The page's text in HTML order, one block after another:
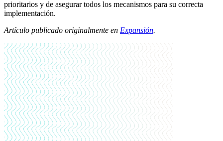
prioritarios y de asegurar todos los mecanismos para su correcta
implementación.
Artículo publicado originalmente en Expansión.